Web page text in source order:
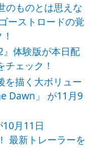
のものとは思えな
ーストロードの覚
体験版が本日配
ェック！
を描く大ボリュー
Dawn」 が11月9
10月11日
最新トレーラーを